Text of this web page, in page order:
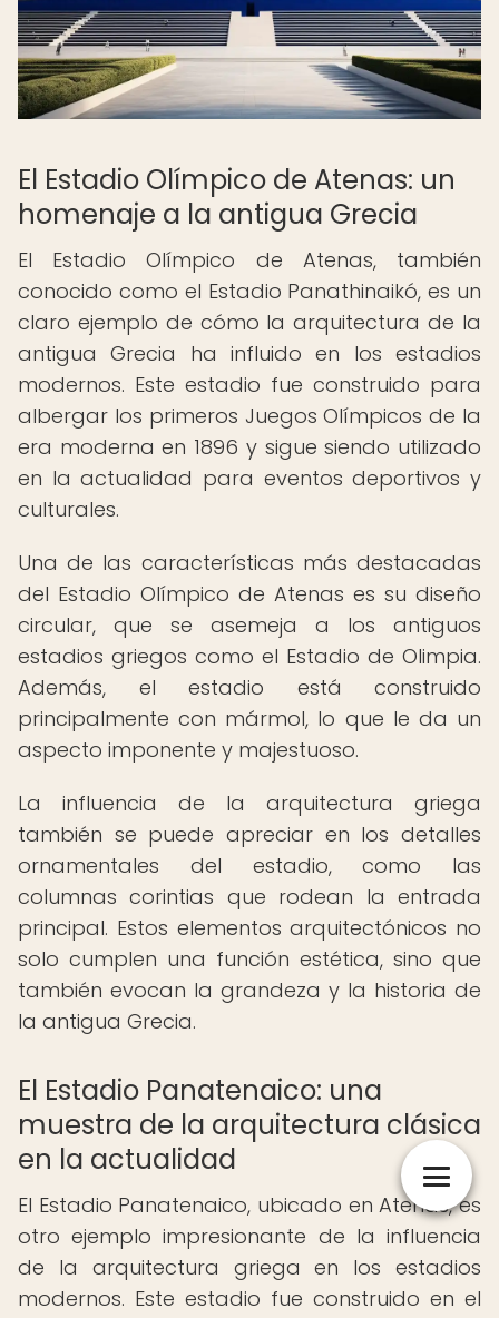
El Estadio Olímpico de Atenas: un
homenaje a la antigua Grecia
El Estadio Olímpico de Atenas, también
conocido como el Estadio Panathinaikó, es un
claro ejemplo de cómo la arquitectura de la
antigua Grecia ha influido en los estadios
modernos. Este estadio fue construido para
albergar los primeros Juegos Olímpicos de la
era moderna en 1896 y sigue siendo utilizado
en la actualidad para eventos deportivos y
culturales.
Una de las características más destacadas
del Estadio Olímpico de Atenas es su diseño
circular, que se asemeja a los antiguos
estadios griegos como el Estadio de Olimpia.
Además, el estadio está construido
principalmente con mármol, lo que le da un
aspecto imponente y majestuoso.
La influencia de la arquitectura griega
también se puede apreciar en los detalles
ornamentales del estadio, como las
columnas corintias que rodean la entrada
principal. Estos elementos arquitectónicos no
solo cumplen una función estética, sino que
también evocan la grandeza y la historia de
la antigua Grecia.
El Estadio Panatenaico: una
muestra de la arquitectura clásica
en la actualidad
El Estadio Panatenaico, ubicado en Atenas, es
otro ejemplo impresionante de la influencia
de la arquitectura griega en los estadios
modernos. Este estadio fue construido en el